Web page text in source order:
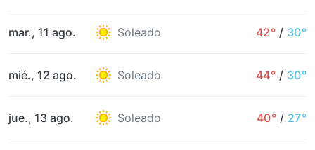
mar., 11 ago. Soleado 42° / 30°
mié., 12 ago. Soleado 44° / 30°
jue., 13 ago. Soleado 40° / 27°